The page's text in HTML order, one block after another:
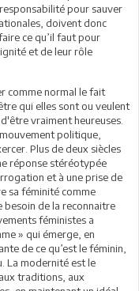
pour sauver
doivent donc
ce qu’il faut pour
et de leur rôle
comme normal le fait
qui elles sont ou veulent
vraiment heureuses.
politique,
Plus de deux siècles
réponse stéréotypée
et à une prise de
sa féminité comme
besoin de la reconnaitre
féministes a
» qui émerge, en
de ce qu’est le féminin,
La modernité est le
traditions, aux